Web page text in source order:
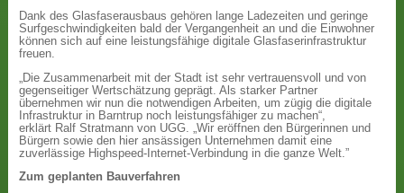
Dank des Glasfaserausbaus gehören lange Ladezeiten und geringe
Surfgeschwindigkeiten bald der Vergangenheit an und die Einwohner
können sich auf eine leistungsfähige digitale Glasfaserinfrastruktur
freuen.
„Die Zusammenarbeit mit der Stadt ist sehr vertrauensvoll und von
gegenseitiger Wertschätzung geprägt. Als starker Partner
übernehmen wir nun die notwendigen Arbeiten, um zügig die digitale
Infrastruktur in Barntrup noch leistungsfähiger zu machen“,
erklärt Ralf Stratmann von UGG. „Wir eröffnen den Bürgerinnen und
Bürgern sowie den hier ansässigen Unternehmen damit eine
zuverlässige Highspeed-Internet-Verbindung in die ganze Welt.”
Zum geplanten Bauverfahren